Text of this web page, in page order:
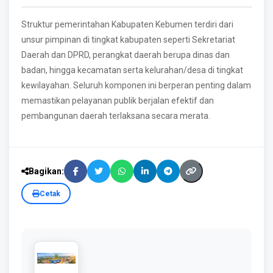
Struktur pemerintahan Kabupaten Kebumen terdiri dari
unsur pimpinan di tingkat kabupaten seperti Sekretariat
Daerah dan DPRD, perangkat daerah berupa dinas dan
badan, hingga kecamatan serta kelurahan/desa di tingkat
kewilayahan. Seluruh komponen ini berperan penting dalam
memastikan pelayanan publik berjalan efektif dan
pembangunan daerah terlaksana secara merata.
Bagikan:
Cetak